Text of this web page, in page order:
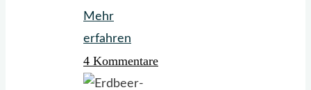
Mehr
erfahren
sauer
und
4 Kommentare